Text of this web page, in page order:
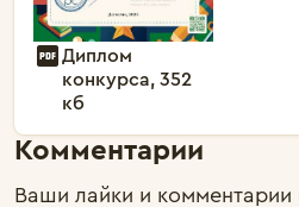
Диплом
конкурса, 352
кб
Комментарии
Ваши лайки и